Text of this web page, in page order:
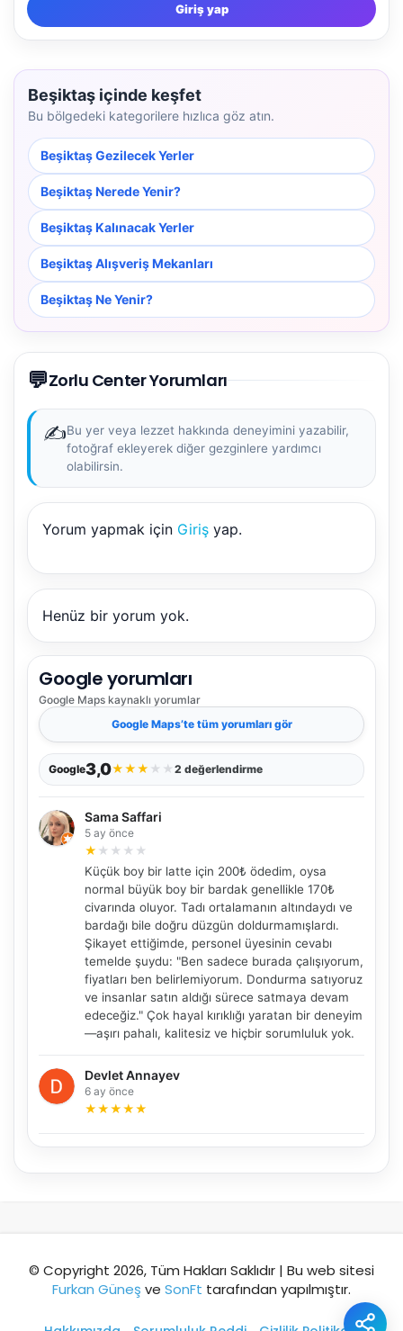
Giriş yap
Beşiktaş içinde keşfet
Bu bölgedeki kategorilere hızlıca göz atın.
Beşiktaş Gezilecek Yerler
Beşiktaş Nerede Yenir?
Beşiktaş Kalınacak Yerler
Beşiktaş Alışveriş Mekanları
Beşiktaş Ne Yenir?
💬Zorlu Center Yorumları
✍️Bu yer veya lezzet hakkında deneyimini yazabilir,
fotoğraf ekleyerek diğer gezginlere yardımcı
olabilirsin.
Yorum yapmak için Giriş yap.
Henüz bir yorum yok.
Google yorumları
Google Maps kaynaklı yorumlar
Google Maps’te tüm yorumları gör
Google3,0★★★ ★ ★ 2 değerlendirme
Sama Saffari
5 ay önce
★ ★ ★ ★ ★
Küçük boy bir latte için 200₺ ödedim, oysa
normal büyük boy bir bardak genellikle 170₺
civarında oluyor. Tadı ortalamanın altındaydı ve
bardağı bile doğru düzgün doldurmamışlardı.
Şikayet ettiğimde, personel üyesinin cevabı
temelde şuydu: "Ben sadece burada çalışıyorum,
fiyatları ben belirlemiyorum. Dondurma satıyoruz
ve insanlar satın aldığı sürece satmaya devam
edeceğiz." Çok hayal kırıklığı yaratan bir deneyim
—aşırı pahalı, kalitesiz ve hiçbir sorumluluk yok.
Devlet Annayev
6 ay önce
★★★★★
© Copyright 2026, Tüm Hakları Saklıdır | Bu web sitesi
Furkan Güneş ve SonFt tarafından yapılmıştır.
NBY Akıllı Asistan
AI kullanmadan, sitedeki gerçek yerlerle akıllı rota
🧭 Rehber
🏛️ Tarihi
🚶 Yürüyüş
Akıllı rota öner